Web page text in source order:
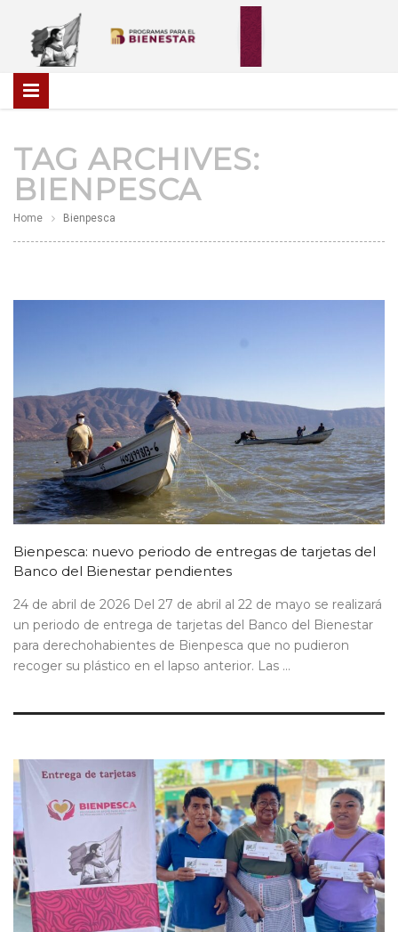
TAG ARCHIVES:
BIENPESCA
Home Bienpesca
Bienpesca: nuevo periodo de entregas de tarjetas del
Banco del Bienestar pendientes
24 de abril de 2026 Del 27 de abril al 22 de mayo se realizará
un periodo de entrega de tarjetas del Banco del Bienestar
para derechohabientes de Bienpesca que no pudieron
recoger su plástico en el lapso anterior. Las ...